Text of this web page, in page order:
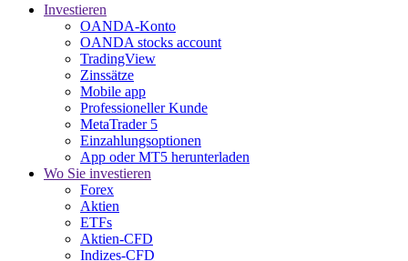
Investieren
OANDA-Konto
OANDA stocks account
TradingView
Zinssätze
Mobile app
Professioneller Kunde
MetaTrader 5
Einzahlungsoptionen
App oder MT5 herunterladen
Wo Sie investieren
Forex
Aktien
ETFs
Aktien-CFD
Indizes-CFD